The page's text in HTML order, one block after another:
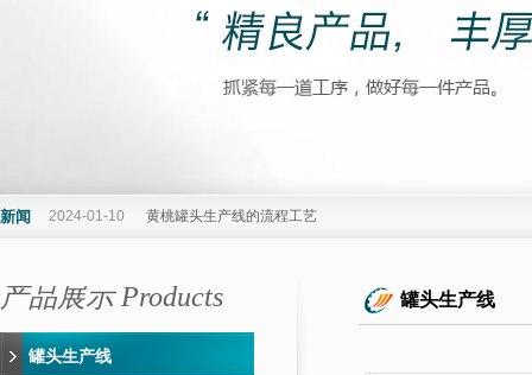
新闻 2024-01-10 黄桃罐头生产线的流程工艺
产品展示 Products
罐头生产线
罐头生产线